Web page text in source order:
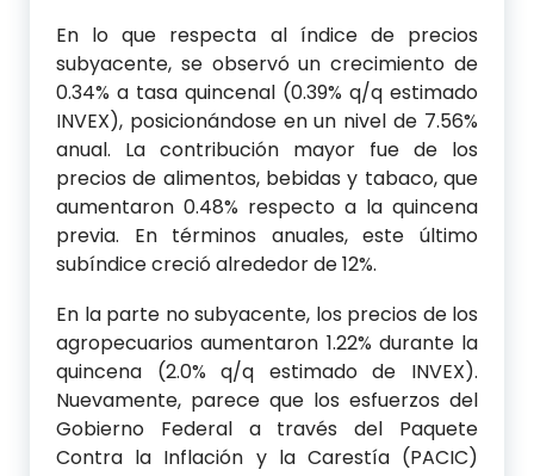
En lo que respecta al índice de precios
subyacente, se observó un crecimiento de
0.34% a tasa quincenal (0.39% q/q estimado
INVEX), posicionándose en un nivel de 7.56%
anual. La contribución mayor fue de los
precios de alimentos, bebidas y tabaco, que
aumentaron 0.48% respecto a la quincena
previa. En términos anuales, este último
subíndice creció alrededor de 12%.
En la parte no subyacente, los precios de los
agropecuarios aumentaron 1.22% durante la
quincena (2.0% q/q estimado de INVEX).
Nuevamente, parece que los esfuerzos del
Gobierno Federal a través del Paquete
Contra la Inflación y la Carestía (PACIC)